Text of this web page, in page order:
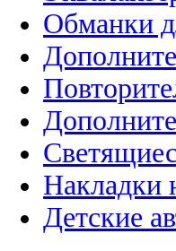
Обманки
Накладки
Детские